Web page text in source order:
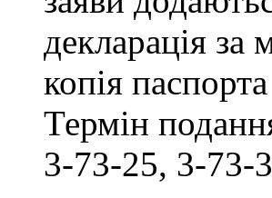
декларація за
копія
Термін
3-73-25, 3-73-